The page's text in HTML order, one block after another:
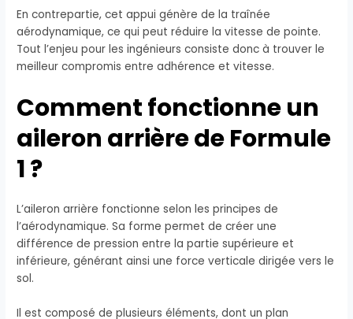
En contrepartie, cet appui génère de la traînée
aérodynamique, ce qui peut réduire la vitesse de pointe.
Tout l’enjeu pour les ingénieurs consiste donc à trouver le
meilleur compromis entre adhérence et vitesse.
Comment fonctionne un
aileron arrière de Formule
1 ?
L’aileron arrière fonctionne selon les principes de
l’aérodynamique. Sa forme permet de créer une
différence de pression entre la partie supérieure et
inférieure, générant ainsi une force verticale dirigée vers le
sol.
Il est composé de plusieurs éléments, dont un plan